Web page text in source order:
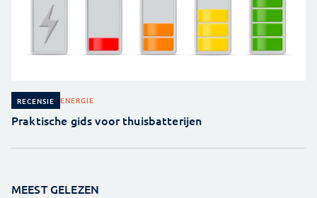
RECENSIE ENERGIE
Praktische gids voor thuisbatterijen
MEEST GELEZEN